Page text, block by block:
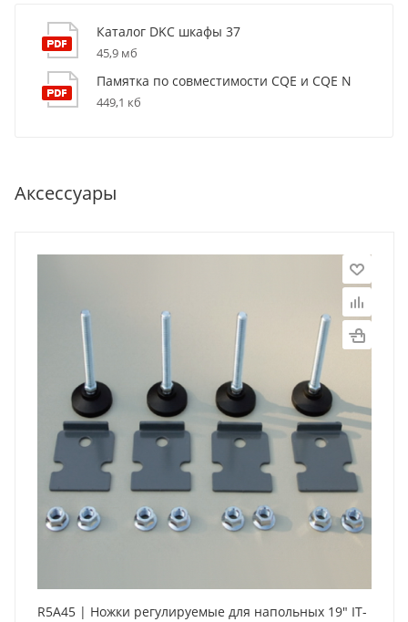
Каталог DKC шкафы 37
45,9 мб
Памятка по совместимости CQE и CQE N
449,1 кб
Аксессуары
R5A45 | Ножки регулируемые для напольных 19" IT-